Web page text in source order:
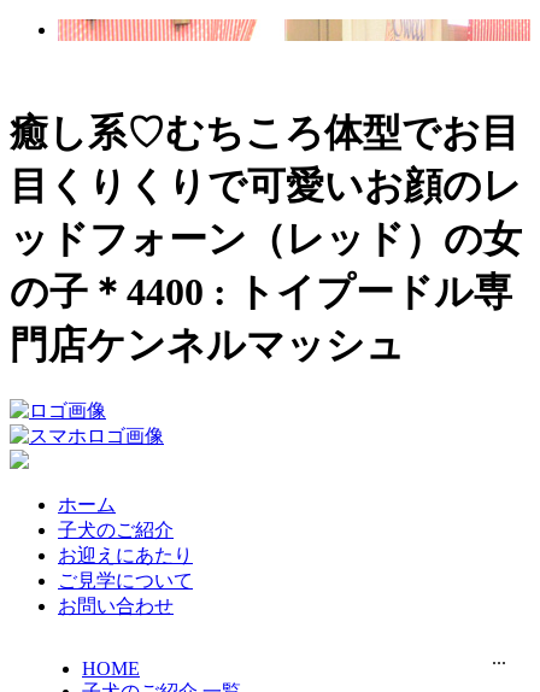
癒し系♡むちころ体型でお目
目くりくりで可愛いお顔のレ
ッドフォーン（レッド）の女
の子＊4400 : トイプードル専
門店ケンネルマッシュ
ホーム
子犬のご紹介
お迎えにあたり
ご見学について
お問い合わせ
HOME
...